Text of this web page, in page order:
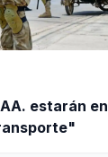
estarán en